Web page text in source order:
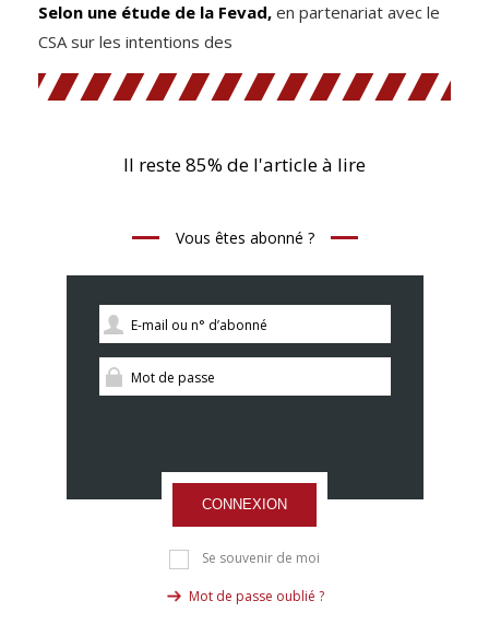
Selon une étude de la Fevad, en partenariat avec le
CSA sur les intentions des
Il reste 85% de l'article à lire
Vous êtes abonné ?
CONNEXION
Se souvenir de moi
Mot de passe oublié ?